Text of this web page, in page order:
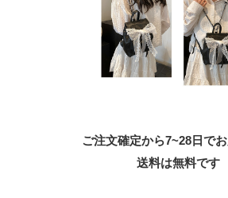
ご注文確定から7~28日で
送料は無料です